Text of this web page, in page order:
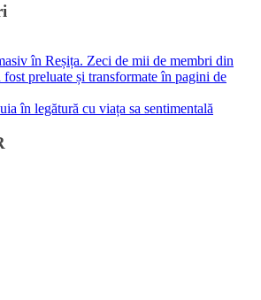
în Reșița. Zeci de mii de membri din
preluate și transformate în pagini de
în legătură cu viața sa sentimentală